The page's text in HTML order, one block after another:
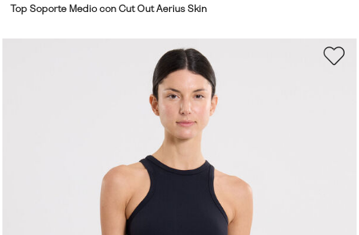
Top Soporte Medio con Cut Out Aerius Skin